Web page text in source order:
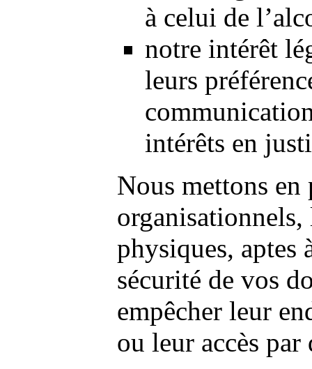
à celui de
notre intérêt
leurs
intérêts en
Nous mettons en
physiques, aptes
sécurité de vos
empêcher leur
ou leur accès par